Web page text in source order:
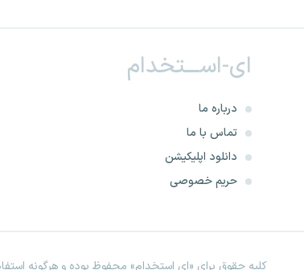
ای-اســـتخدام
درباره ما
تماس با ما
دانلود اپلیکیشن
حریم خصوصی
کلیه حقوق برای «ای استخدام» محفوظ بوده و هرگونه